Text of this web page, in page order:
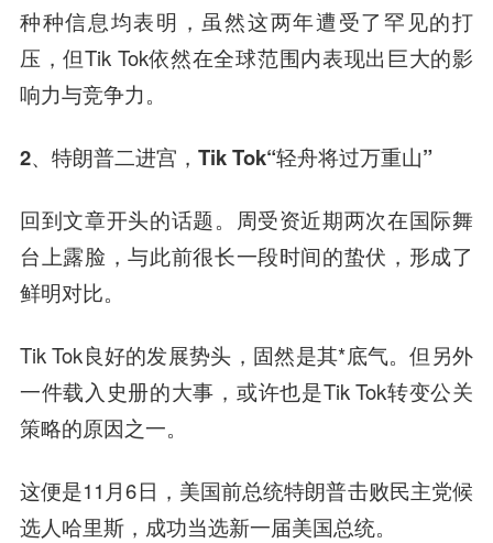
种种信息均表明，虽然这两年遭受了罕见的打
压，但Tik Tok依然在全球范围内表现出巨大的影
响力与竞争力。
2、特朗普二进宫， Tik Tok“轻舟将过万重山”
回到文章开头的话题。周受资近期两次在国际舞
台上露脸，与此前很长一段时间的蛰伏，形成了
鲜明对比。
Tik Tok良好的发展势头，固然是其*底气。但另外
一件载入史册的大事，或许也是Tik Tok转变公关
策略的原因之一。
这便是11月6日， 美国前总统特朗普击败民主党候
选人哈里斯，成功当选新一届美国总统。